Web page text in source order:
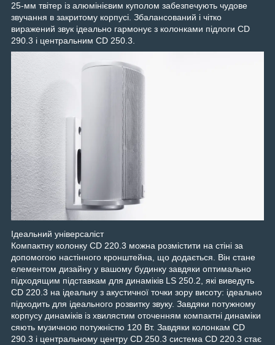
25-мм твітер із алюмінієвим куполом забезпечують чудове
звучання в закритому корпусі. Збалансований і чітко
виражений звук ідеально гармонує з колонками підлоги CD
290.3 і центральним CD 250.3.
Ідеальний універсаліст
Компактну колонку CD 220.3 можна розмістити на стіні за
допомогою настінного кронштейна, що додається. Він стане
елементом дизайну у вашому будинку завдяки оптимально
підходящим підставкам для динаміків LS 250.2, які виведуть
CD 220.3 на ідеальну з акустичної точки зору висоту: ідеально
підходить для ідеального розвитку звуку. Завдяки потужному
корпусу динаміків із хвилястим оточенням компактні динаміки
сяють музичною потужністю 120 Вт. Завдяки колонкам CD
290.3 і центральному центру CD 250.3 система CD 220.3 стає